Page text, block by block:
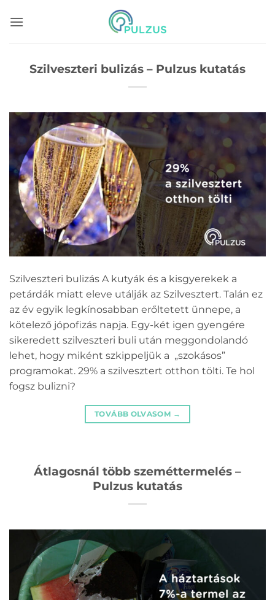
Szilveszteri bulizás – Pulzus kutatás
Szilveszteri bulizás A kutyák és a kisgyerekek a
petárdák miatt eleve utálják az Szilvesztert. Talán ez
az év egyik legkínosabban erőltetett ünnepe, a
kötelező jópofizás napja. Egy-két igen gyengére
sikeredett szilveszteri buli után meggondolandó
lehet, hogy miként szkippeljük a „szokásos”
programokat. 29% a szilvesztert otthon tölti. Te hol
fogsz bulizni?
TOVÁBB OLVASOM →
Átlagosnál több szeméttermelés –
Pulzus kutatás